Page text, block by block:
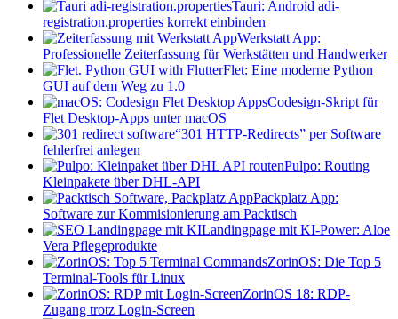
Tauri: Android adi-
registration.properties korrekt einbinden
Werkstatt App:
Professionelle Zeiterfassung für Werkstätten und Handwerker
Flet: Eine moderne Python
GUI auf dem Weg zu 1.0
Codesign-Skript für
Flet Desktop-Apps unter macOS
“301 HTTP-Redirects” per Software
fehlerfrei anlegen
Pulpo: Routing
Kleinpakete über DHL-API
Packplatz App:
Software zur Kommisionierung am Packtisch
Landingpage mit KI-Power: Aloe
Vera Pflegeprodukte
ZorinOS: Die Top 5
Terminal-Tools für Linux
ZorinOS 18: RDP-
Zugang trotz Login-Screen